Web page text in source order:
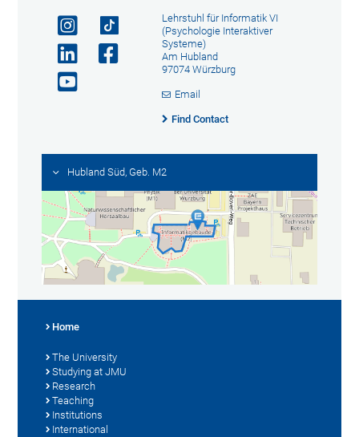
Lehrstuhl für Informatik VI
(Psychologie Interaktiver
Systeme)
Am Hubland
97074 Würzburg
Email
Find Contact
Hubland Süd, Geb. M2
Home
The University
Studying at JMU
Research
Teaching
Institutions
International